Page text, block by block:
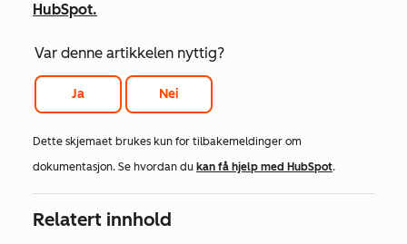
HubSpot.
Var denne artikkelen nyttig?
Ja Nei
Dette skjemaet brukes kun for tilbakemeldinger om
dokumentasjon. Se hvordan du kan få hjelp med HubSpot.
Relatert innhold